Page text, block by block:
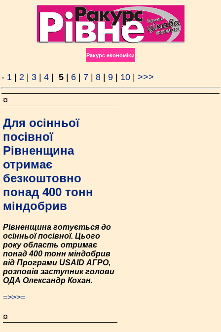
Ракурс економiки
- 1 2 3 4 5 6 7 8 9 10 >>>
¤
Для осінньої
посівної
Рівненщина
отримає
безкоштовно
понад 400 тонн
міндобрив
Рівненщина готується до
осінньої посівної. Цього
року область отримає
понад 400 тонн міндобрив
від Програми USAID АГРО,
розповів заступник голови
ОДА Олександр Кохан.
=>>>=
¤